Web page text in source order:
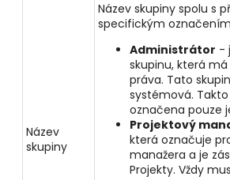
Název
skupiny
Název skupiny spolu s
specifickým
Administrátor -
skupinu, která
práva. Tato
systémová.
označena pouze
Projektový
která označuje
manažera a je
Projekty. Vždy